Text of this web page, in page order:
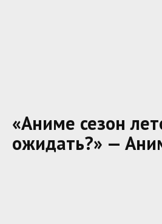
«Аниме сезон
ожидать?» —